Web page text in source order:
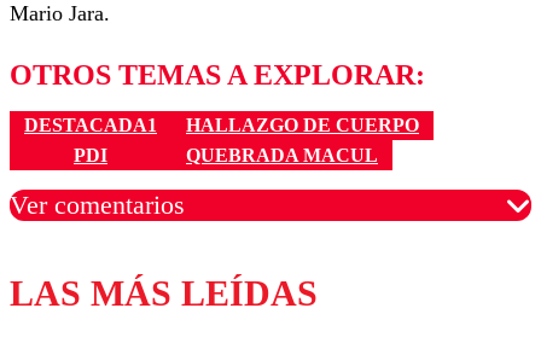
Mario Jara.
OTROS TEMAS A EXPLORAR:
DESTACADA1
HALLAZGO DE CUERPO
PDI
QUEBRADA MACUL
Ver comentarios
Los comentarios son moderados para garantizar un
diálogo respetuoso.
LAS MÁS LEÍDAS